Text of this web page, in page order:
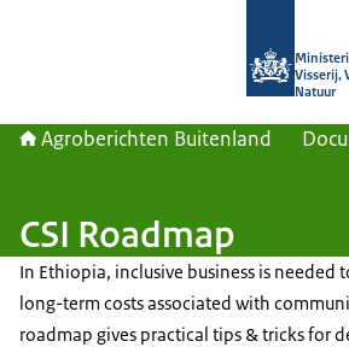
Visserij,
Natuur
Agroberichten Buitenland
CSI Roadmap
In Ethiopia, inclusive business is needed
long-term costs associated with
roadmap gives practical tips & tricks for